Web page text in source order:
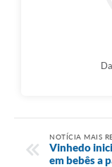
NOTÍCIA MAIS
Vinhedo
em bebês a